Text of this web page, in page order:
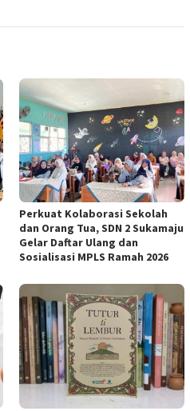
Perkuat Kolaborasi Sekolah
dan Orang Tua, SDN 2 Sukamaju
Gelar Daftar Ulang dan
Sosialisasi MPLS Ramah 2026